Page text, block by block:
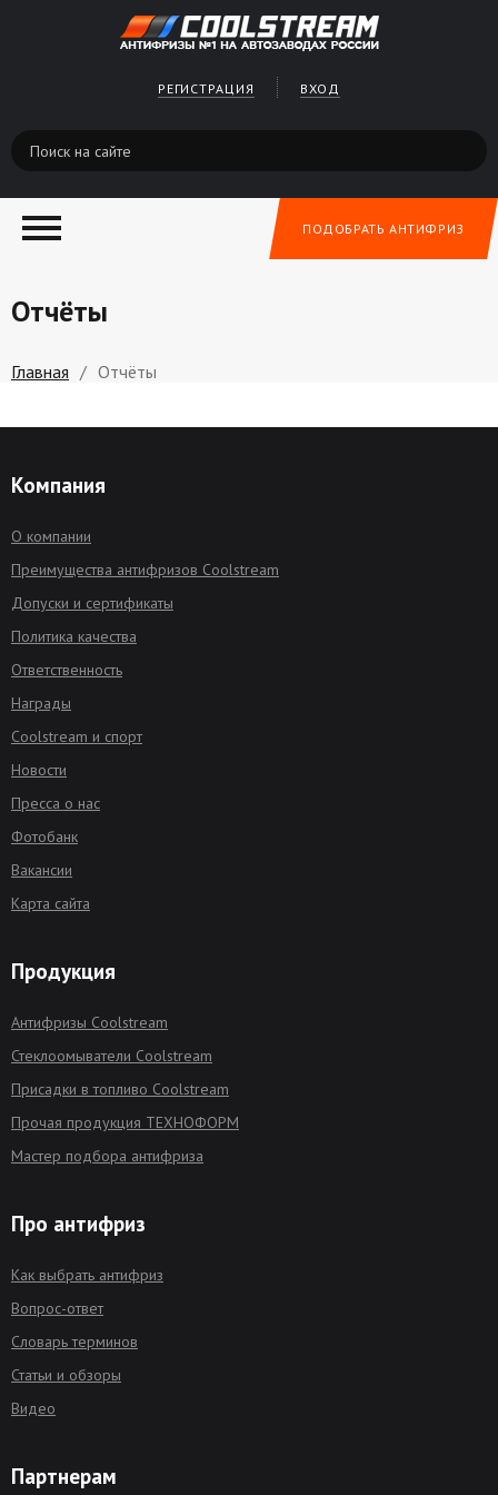
РЕГИСТРАЦИЯ ВХОД
ПОДОБРАТЬ АНТИФРИЗ
Отчёты
Главная / Отчёты
Компания
О компании
Преимущества антифризов Coolstream
Допуски и сертификаты
Политика качества
Ответственность
Награды
Coolstream и спорт
Новости
Пресса о нас
Фотобанк
Вакансии
Карта сайта
Продукция
Антифризы Coolstream
Стеклоомыватели Coolstream
Присадки в топливо Coolstream
Прочая продукция ТЕХНОФОРМ
Мастер подбора антифриза
Про антифриз
Как выбрать антифриз
Вопрос-ответ
Словарь терминов
Статьи и обзоры
Видео
Партнерам